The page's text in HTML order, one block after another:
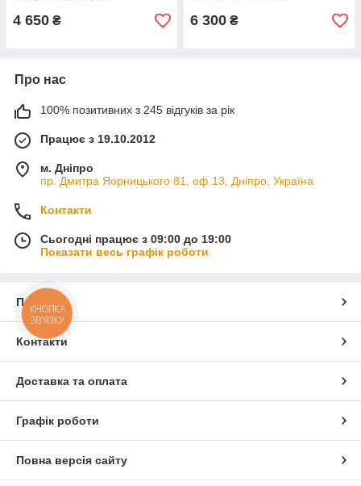
4 650 ₴ 6 300 ₴
Про нас
100% позитивних з 245 відгуків за рік
Працює з 19.10.2012
м. Дніпро
пр. Дмитра Яорницького 81, оф.13, Дніпро, Україна
Контакти
Сьогодні працює з 09:00 до 19:00
Показати весь графік роботи
Про нас
Контакти
Доставка та оплата
Графік роботи
Повна версія сайту
КНОПКА
ЗВ'ЯЗКУ